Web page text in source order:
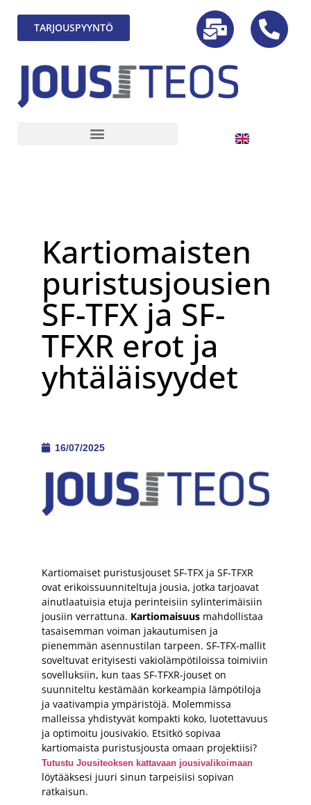
TARJOUSPYYNTÖ
Kartiomaisten
puristusjousien
SF-TFX ja SF-
TFXR erot ja
yhtäläisyydet
16/07/2025
Kartiomaiset puristusjouset SF-TFX ja SF-TFXR
ovat erikoissuunniteltuja jousia, jotka tarjoavat
ainutlaatuisia etuja perinteisiin sylinterimäisiin
jousiin verrattuna. Kartiomaisuus mahdollistaa
tasaisemman voiman jakautumisen ja
pienemmän asennustilan tarpeen. SF-TFX-mallit
soveltuvat erityisesti vakiolämpötiloissa toimiviin
sovelluksiin, kun taas SF-TFXR-jouset on
suunniteltu kestämään korkeampia lämpötiloja
ja vaativampia ympäristöjä. Molemmissa
malleissa yhdistyvät kompakti koko, luotettavuus
ja optimoitu jousivakio. Etsitkö sopivaa
kartiomaista puristusjousta omaan projektiisi?
Tutustu Jousiteoksen kattavaan jousivalikoimaan
löytääksesi juuri sinun tarpeisiisi sopivan
ratkaisun.